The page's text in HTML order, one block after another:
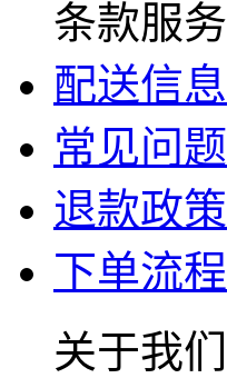
条款服务
配送信息
常见问题
退款政策
下单流程
关于我们